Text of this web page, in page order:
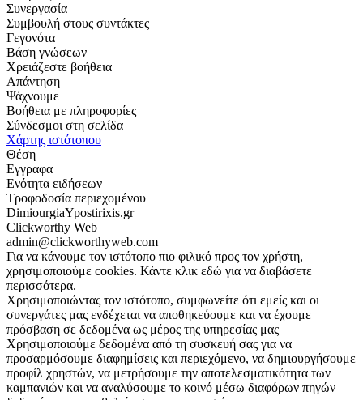
Συνεργασία
Συμβουλή στους συντάκτες
Γεγονότα
Βάση γνώσεων
Χρειάζεστε βοήθεια
Απάντηση
Ψάχνουμε
Βοήθεια με πληροφορίες
Σύνδεσμοι στη σελίδα
Χάρτης ιστότοπου
Θέση
Εγγραφα
Ενότητα ειδήσεων
Τροφοδοσία περιεχομένου
DimiourgiaYpostirixis.gr
Clickworthy Web
admin@clickworthyweb.com
Για να κάνουμε τον ιστότοπο πιο φιλικό προς τον χρήστη,
χρησιμοποιούμε cookies. Κάντε κλικ εδώ για να διαβάσετε
περισσότερα.
Χρησιμοποιώντας τον ιστότοπο, συμφωνείτε ότι εμείς και οι
συνεργάτες μας ενδέχεται να αποθηκεύουμε και να έχουμε
πρόσβαση σε δεδομένα ως μέρος της υπηρεσίας μας
Χρησιμοποιούμε δεδομένα από τη συσκευή σας για να
προσαρμόσουμε διαφημίσεις και περιεχόμενο, να δημιουργήσουμε
προφίλ χρηστών, να μετρήσουμε την αποτελεσματικότητα των
καμπανιών και να αναλύσουμε το κοινό μέσω διαφόρων πηγών